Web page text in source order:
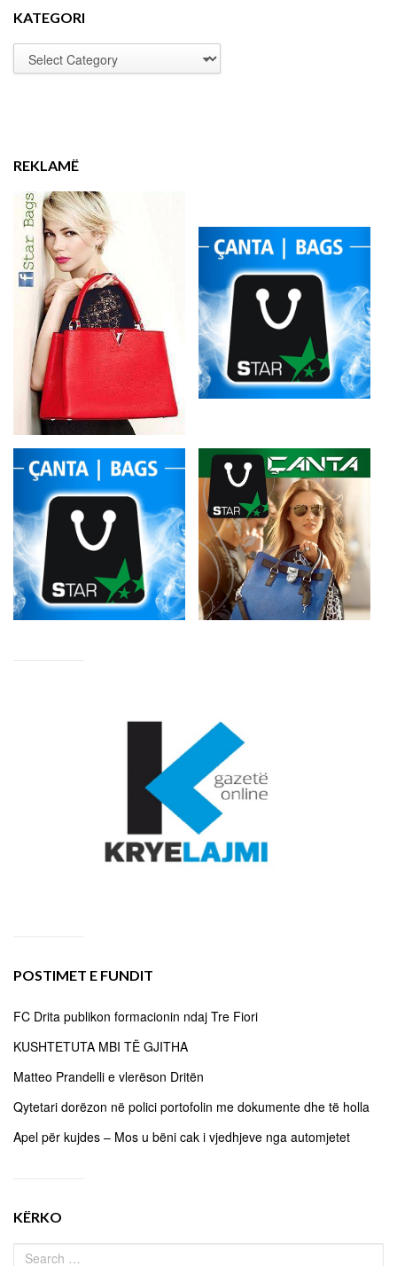
KATEGORI
REKLAMË
POSTIMET E FUNDIT
FC Drita publikon formacionin ndaj Tre Fiori
KUSHTETUTA MBI TË GJITHA
Matteo Prandelli e vlerëson Dritën
Qytetari dorëzon në polici portofolin me dokumente dhe të holla
Apel për kujdes – Mos u bëni cak i vjedhjeve nga automjetet
KËRKO